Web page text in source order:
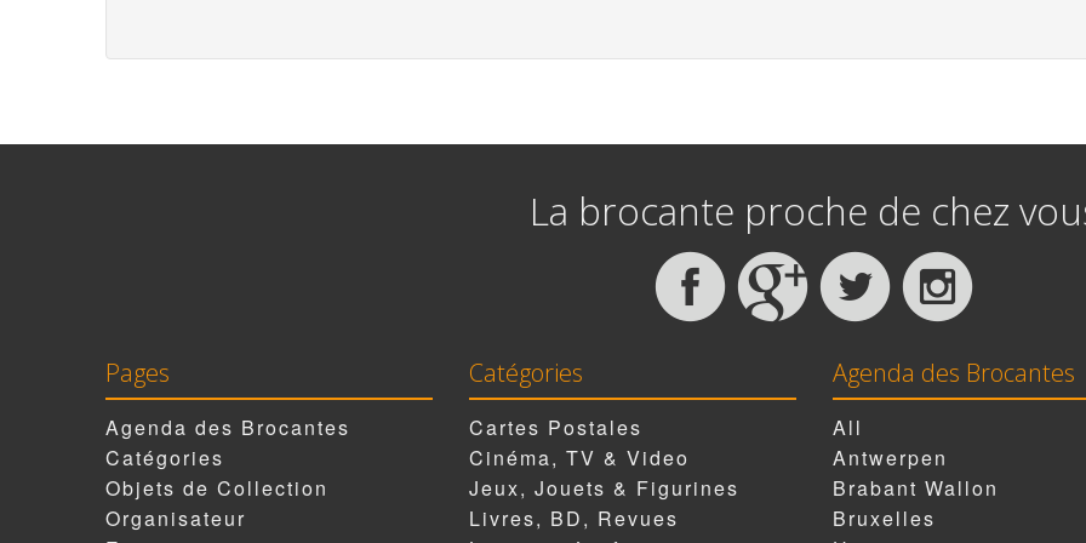
La brocante proche de chez
Pages
Agenda des Brocantes
Catégories
Objets de Collection
Organisateur
Catégories
Cartes Postales
Cinéma, TV & Video
Jeux, Jouets & Figurines
Livres, BD, Revues
Agenda des Brocantes
All
Antwerpen
Brabant Wallon
Bruxelles